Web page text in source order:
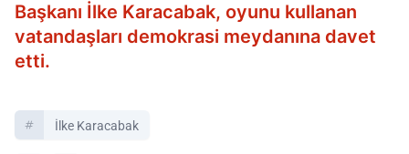
Başkanı İlke Karacabak, oyunu kullanan
vatandaşları demokrasi meydanına davet
etti.
İlke Karacabak